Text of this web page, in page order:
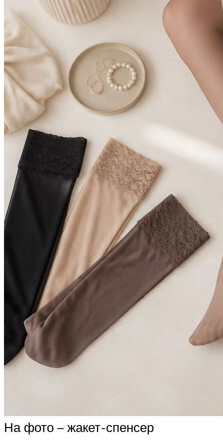
На фото – жакет-спенсер